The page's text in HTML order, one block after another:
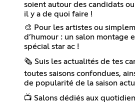
soient autour des candidats
il y a de quoi faire !
🎨 Pour les artistes ou
d’humour : un salon montage
spécial star ac !
🗞️ Suis les actualités de tes
toutes saisons confondues,
de popularité de la saison
📺 Salons dédiés aux